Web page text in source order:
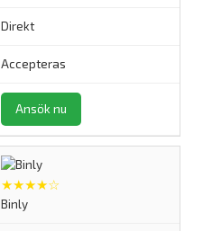
Direkt
Accepteras
Ansök nu
★★★★☆
Binly